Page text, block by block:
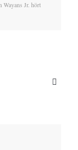
Wayans Jr. hört
